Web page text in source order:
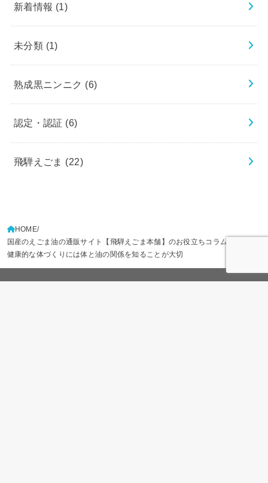
新着情報 (1)
未分類 (1)
熟成黒ニンニク (6)
認定・認証 (6)
飛騨えごま (22)
HOME
国産のえごま油の通販サイト【飛騨えごま本舗】のお役立ちコラム
健康的な体づくりには体と油の関係を知ることが大切